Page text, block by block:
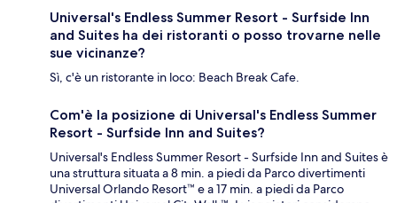
Universal's Endless Summer Resort - Surfside Inn
and Suites ha dei ristoranti o posso trovarne nelle
sue vicinanze?
Sì, c'è un ristorante in loco: Beach Break Cafe.
Com'è la posizione di Universal's Endless Summer
Resort - Surfside Inn and Suites?
Universal's Endless Summer Resort - Surfside Inn and Suites è
una struttura situata a 8 min. a piedi da Parco divertimenti
Universal Orlando Resort™ e a 17 min. a piedi da Parco